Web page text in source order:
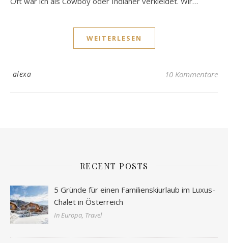
WEITERLESEN
alexa 10 Kommentare
RECENT POSTS
5 Gründe für einen Familienskiurlaub im Luxus-
Chalet in Österreich
In Europa, Travel